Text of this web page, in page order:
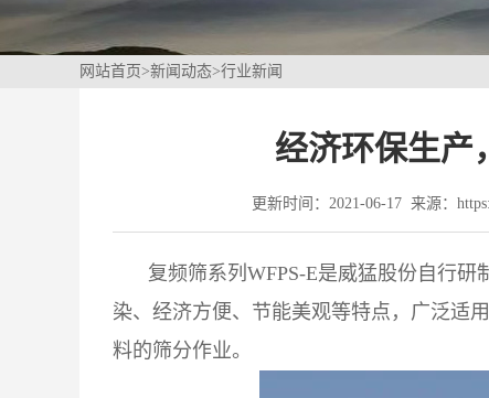
网站首页>新闻动态>行业新闻
经济环保生产
更新时间：2021-06-17 来源：
复频筛系列WFPS-E是威猛股份自行
染、经济方便、节能美观等特点，广泛适
料的筛分作业。